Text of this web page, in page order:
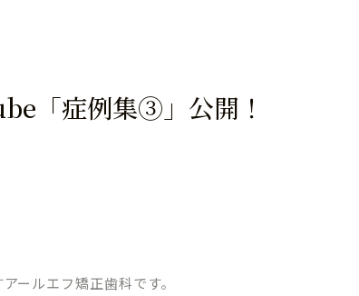
「症例集③」公開！
ールエフ矯正歯科です。